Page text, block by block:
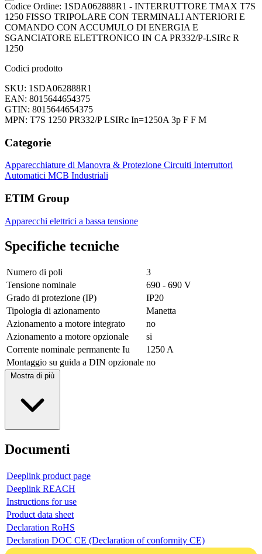
Codice Ordine: 1SDA062888R1 - INTERRUTTORE TMAX T7S
1250 FISSO TRIPOLARE CON TERMINALI ANTERIORI E
COMANDO CON ACCUMULO DI ENERGIA E
SGANCIATORE ELETTRONICO IN CA PR332/P-LSIRc R
1250
Codici prodotto
SKU: 1SDA062888R1
EAN: 8015644654375
GTIN: 8015644654375
MPN: T7S 1250 PR332/P LSIRc In=1250A 3p F F M
Categorie
Apparecchiature di Manovra & Protezione Circuiti Interruttori
Automatici MCB Industriali
ETIM Group
Apparecchi elettrici a bassa tensione
Specifiche tecniche
Numero di poli
3
Tensione nominale
690 - 690 V
Grado di protezione (IP)
IP20
Tipologia di azionamento
Manetta
Azionamento a motore integrato
no
Azionamento a motore opzionale
si
Corrente nominale permanente Iu
1250 A
Montaggio su guida a DIN opzionale no
Mostra di più
Documenti
Deeplink product page
Deeplink REACH
Instructions for use
Product data sheet
Declaration RoHS
Declaration DOC CE (Declaration of conformity CE)